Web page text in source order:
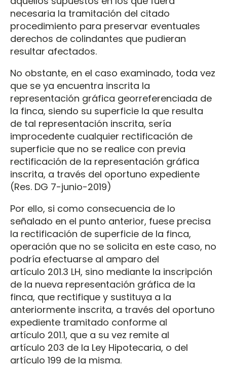
necesaria la tramitación del citado
procedimiento para preservar eventuales
derechos de colindantes que pudieran
resultar afectados.
No obstante, en el caso examinado, toda vez
que se ya encuentra inscrita la
representación gráfica georreferenciada de
la finca, siendo su superficie la que resulta
de tal representación inscrita, sería
improcedente cualquier rectificación de
superficie que no se realice con previa
rectificación de la representación gráfica
inscrita, a través del oportuno expediente
(Res. DG 7-junio-2019)
Por ello, si como consecuencia de lo
señalado en el punto anterior, fuese precisa
la rectificación de superficie de la finca,
operación que no se solicita en este caso, no
podría efectuarse al amparo del
artículo 201.3 LH, sino mediante la inscripción
de la nueva representación gráfica de la
finca, que rectifique y sustituya a la
anteriormente inscrita, a través del oportuno
expediente tramitado conforme al
artículo 201.1, que a su vez remite al
artículo 203 de la Ley Hipotecaria, o del
artículo 199 de la misma.